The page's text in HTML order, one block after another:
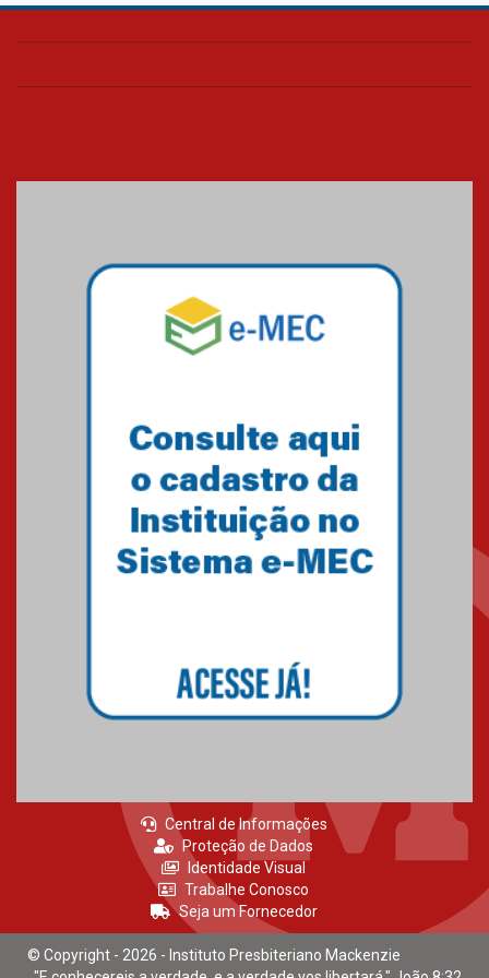
Central de Informações
Proteção de Dados
Identidade Visual
Trabalhe Conosco
Seja um Fornecedor
© Copyright - 2026 - Instituto Presbiteriano Mackenzie